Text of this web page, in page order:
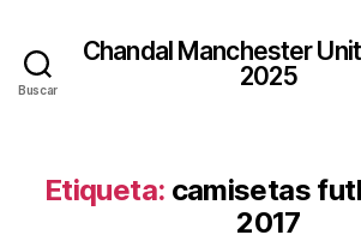
Buscar
Chandal Manchester
2025
Etiqueta: camisetas
2017